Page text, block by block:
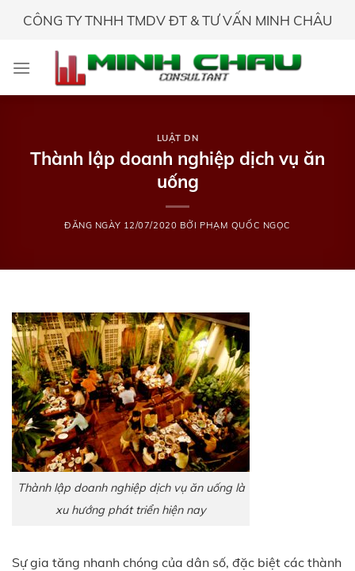
CÔNG TY TNHH TMDV ĐT & TƯ VẤN MINH CHÂU
LUẬT DN
Thành lập doanh nghiệp dịch vụ ăn
uống
ĐĂNG NGÀY 12/07/2020 BỞI PHẠM QUỐC NGỌC
Thành lập doanh nghiệp dịch vụ ăn uống là
xu hướng phát triển hiện nay
Sự gia tăng nhanh chóng của dân số, đặc biệt các thành